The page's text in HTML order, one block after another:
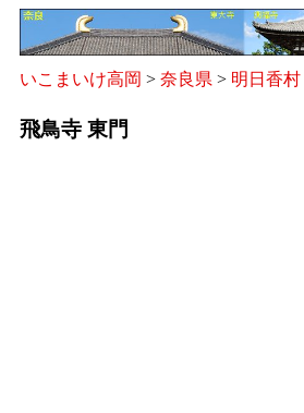
いこまいけ高岡 > 奈良県 > 明日香村
飛鳥寺 東門